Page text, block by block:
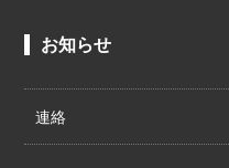
お知らせ
連絡